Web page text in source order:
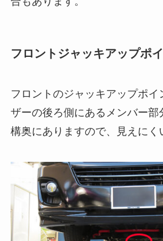
フロントジャッキアップポ
フロントのジャッキアップポイ
ザーの後ろ側にあるメンバー部
構奥にありますので、見えにく